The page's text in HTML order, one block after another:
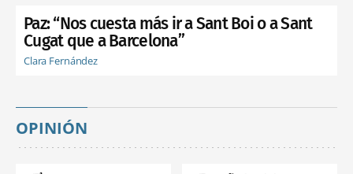
Paz: “Nos cuesta más ir a Sant Boi o a Sant
Cugat que a Barcelona”
Clara Fernández
OPINIÓN